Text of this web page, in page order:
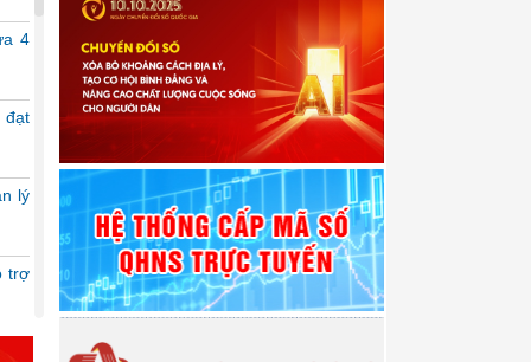
Chính phủ trình Quốc hội Dự thảo Luật
22/04/2026 08:21:00
Chiều 21/4, thừa ủy quyền của Thủ tướng
chính Ngô Văn Tuấn trình bày trước Quốc
sửa đổi, bổ sung một số điều của Luật
Thuế giá trị gia tăng, Luật Thuế thu nhập...
4
đạt
lý
trợ
–